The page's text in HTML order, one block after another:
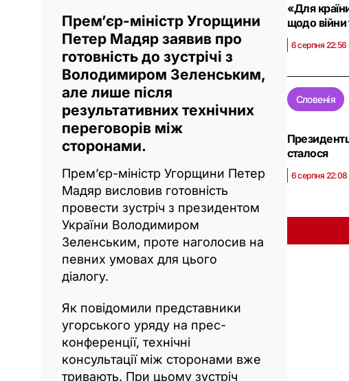
Прем’єр-міністр Угорщини
Петер Мадяр заявив про
готовність до зустрічі з
Володимиром Зеленським,
але лише після
результативних технічних
переговорів між
сторонами.
Прем’єр-міністр Угорщини Петер
Мадяр висловив готовність
провести зустріч з президентом
України Володимиром
Зеленським, проте наголосив на
певних умовах для цього
діалогу.
Як повідомили представники
угорського уряду на прес-
конференції, технічні
консультації між сторонами вже
тривають. При цьому зустріч
«Для
щодо
6 серпня 22:56
Словенія
сталося
6 серпня 22:08